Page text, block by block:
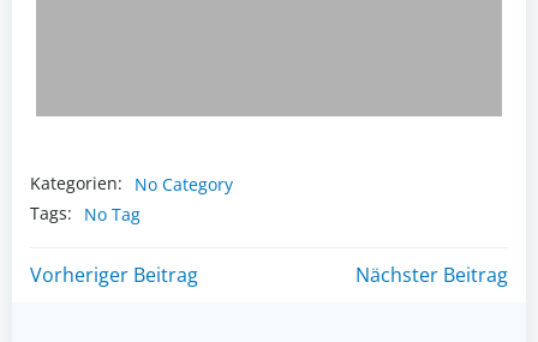
Kategorien:
No Category
Tags:
No Tag
Post
Vorheriger Beitrag
PostNächster Beitrag